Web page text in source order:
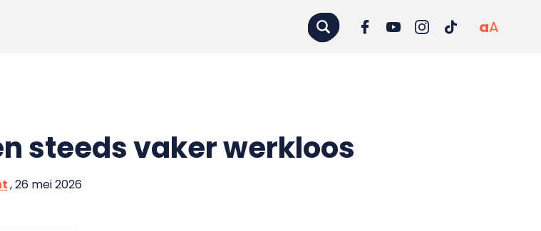
aA
steeds vaker werkloos
, 26 mei 2026